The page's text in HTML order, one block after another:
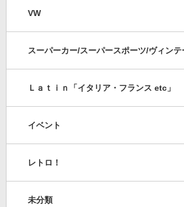
VW
スーパーカー/スーパースポーツ/ヴィンテ
Ｌａｔｉｎ「イタリア・フランス etc」
イベント
レトロ！
未分類